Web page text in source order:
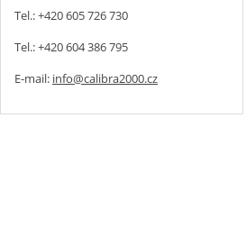
Tel.: +420 605 726 730
Tel.: +420 604 386 795
E-mail: info@calibra2000.cz